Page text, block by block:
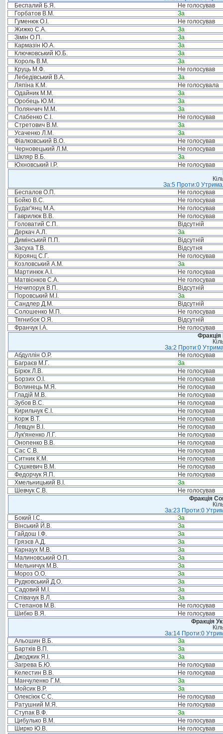
Беспалий Б.Я.
Не голосував
Горбатов В.М.
За
Гуменюк О.І.
Не голосував
Жижко С.А.
За
Зімін О.П.
За
Кармазін Ю.А.
За
Ключковський Ю.Б.
За
Король В.М.
За
Круць М.Ф.
Не голосував
Лебедівський В.А.
За
Ляпіна К.М.
Не голосувала
Одайник М.М.
За
Оробець Ю.М.
За
Полянчич М.М.
За
Слабенко С.І.
Не голосував
Стретович В.М.
За
Усаченко Л.М.
За
Фіалковський В.О.
Не голосував
Черновецький Л.М.
Не голосував
Шкляр В.Б.
За
Юхновський І.Р.
Не голосував
За:5 Проти:0
Беспалов О.П.
Не голосував
Бойко В.С.
Не голосував
Будаг'янц М.А.
Не голосував
Гаврилюк В.В.
Не голосував
Головатий С.П.
Відсутній
Деркач А.Л.
За
Димінський П.П.
Відсутній
Засуха Т.В.
Відсутня
Кіроянц С.Г.
Не голосував
Козловський А.М.
За
Мартинюк А.І.
Не голосував
Матвієнков С.А.
Не голосував
Нечипорук В.П.
Відсутній
Поровський М.І.
За
Сандлер Д.М.
Відсутній
Солошенко М.П.
Не голосував
Тягнибок О.Я.
Відсутній
Франчук І.А.
Не голосував
За:2 Проти:0
Абдуллін О.Р.
Не голосував
Баграєв М.Г.
За
Бірюк Л.В.
Не голосував
Борзих О.І.
Не голосував
Волинець М.Я.
Не голосував
Гладій М.В.
Не голосував
Зубов В.С.
Не голосував
Кирильчук Є.І.
Не голосував
Корж В.Т.
Не голосував
Левцун В.І.
Не голосував
Лук'яненко Л.Г.
Не голосував
Онопенко В.В.
Не голосував
Сас С.В.
Не голосував
Ситник К.М.
Не голосував
Сушкевич В.М.
Не голосував
Федорчук Я.П.
Не голосував
Хмельницький В.І.
За
Шевчук С.В.
Не голосував
Фракція
За:23 Проти:0
Бокий І.С.
За
Вінський Й.В.
За
Гайдош І.Ф.
За
Грязєв А.Д.
За
Карнаух М.В.
За
Малиновський О.П.
За
Мельничук М.В.
За
Мороз О.О.
За
Рудковський Д.О.
За
Садовий М.І.
За
Співачук В.Л.
За
Степанов М.В.
Не голосував
Шибко В.Я.
Не голосував
Фракція
За:14 Проти:0
Альошин В.Б.
За
Бартків В.П.
За
Джоджик Я.І.
За
Загрева Б.Ю.
Не голосував
Келестин В.В.
Не голосував
Манчуленко Г.М.
За
Мойсик В.Р.
За
Олексіюк С.С.
Не голосував
Ратушний М.Я.
Не голосував
Ступак В.Ф.
За
Цибулько В.М.
Не голосував
Ширко Ю.В.
Не голосував